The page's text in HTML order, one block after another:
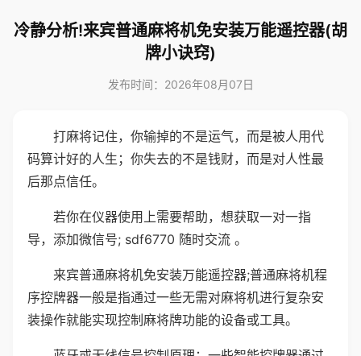
冷静分析!来宾普通麻将机免安装万能遥控器(胡
牌小诀窍)
发布时间：2026年08月07日
打麻将记住，你输掉的不是运气，而是被人用代
码算计好的人生；你失去的不是钱财，而是对人性最
后那点信任。
若你在仪器使用上需要帮助，想获取一对一指
导，添加微信号; sdf6770 随时交流 。
来宾普通麻将机免安装万能遥控器;普通麻将机程
序控牌器一般是指通过一些无需对麻将机进行复杂安
装操作就能实现控制麻将牌功能的设备或工具。